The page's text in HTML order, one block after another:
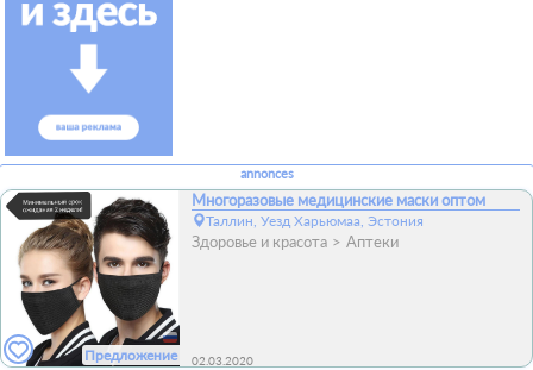
annonces
Предложение
Многоразовые медицинские маски оптом
Таллин, Уезд Харьюмаа, Эстония
Здоровье и красота Аптеки
02.03.2020